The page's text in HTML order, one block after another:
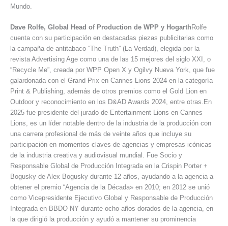
Mundo.
Dave Rolfe, Global Head of Production de WPP y Hogarth Rolfe
cuenta con su participación en destacadas piezas publicitarias como
la campaña de antitabaco “The Truth” (La Verdad), elegida por la
revista Advertising Age como una de las 15 mejores del siglo XXI, o
“Recycle Me”, creada por WPP Open X y Ogilvy Nueva York, que fue
galardonada con el Grand Prix en Cannes Lions 2024 en la categoría
Print & Publishing, además de otros premios como el Gold Lion en
Outdoor y reconocimiento en los D&AD Awards 2024, entre otras.En
2025 fue presidente del jurado de Entertainment Lions en Cannes
Lions, es un líder notable dentro de la industria de la producción con
una carrera profesional de más de veinte años que incluye su
participación en momentos claves de agencias y empresas icónicas
de la industria creativa y audiovisual mundial. Fue Socio y
Responsable Global de Producción Integrada en la Crispin Porter +
Bogusky de Alex Bogusky durante 12 años, ayudando a la agencia a
obtener el premio “Agencia de la Década» en 2010; en 2012 se unió
como Vicepresidente Ejecutivo Global y Responsable de Producción
Integrada en BBDO NY durante ocho años dorados de la agencia, en
la que dirigió la producción y ayudó a mantener su prominencia